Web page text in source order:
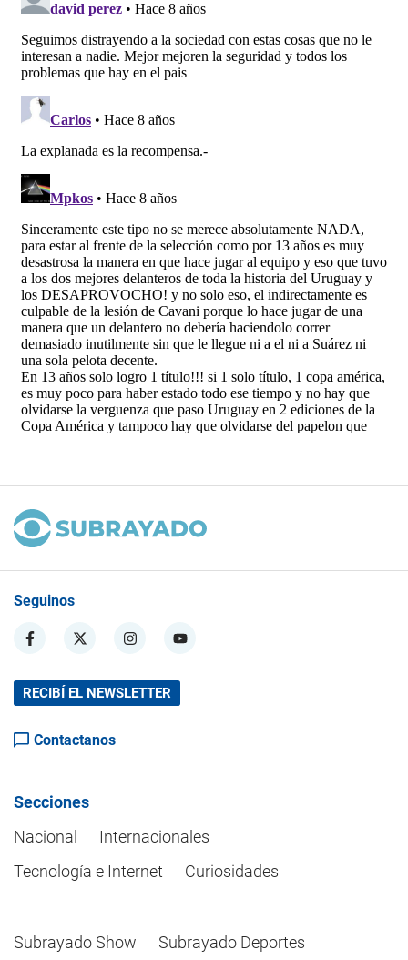
Seguinos
RECIBÍ EL NEWSLETTER
Contactanos
Secciones
Nacional
Internacionales
Tecnología e Internet
Curiosidades
Subrayado Show Subrayado Deportes